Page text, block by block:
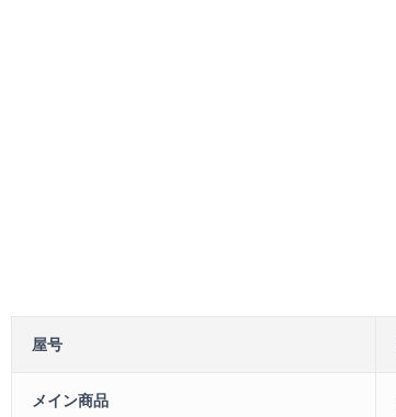
屋号
メイン商品